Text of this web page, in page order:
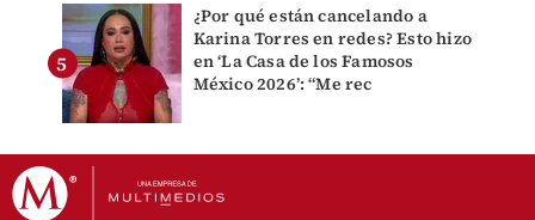
¿Por qué están cancelando a
Karina Torres en redes? Esto hizo
en ‘La Casa de los Famosos
México 2026’: “Me rec